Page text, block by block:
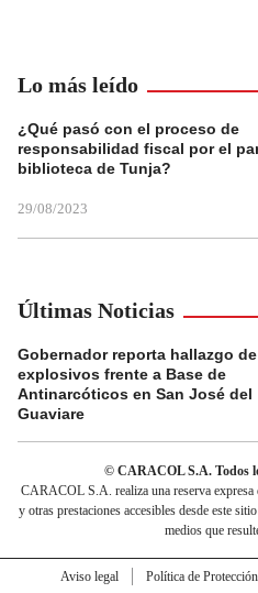
Lo más leído
¿Qué pasó con el proceso de
responsabilidad fiscal por el
biblioteca de Tunja?
29/08/2023
Últimas Noticias
Gobernador reporta hallazgo de
explosivos frente a Base de
Antinarcóticos en San José del
Guaviare
© CARACOL S.A. Todos
CARACOL S.A. realiza una reserva expresa
y otras prestaciones accesibles desde este
medios que
Aviso legal Política de